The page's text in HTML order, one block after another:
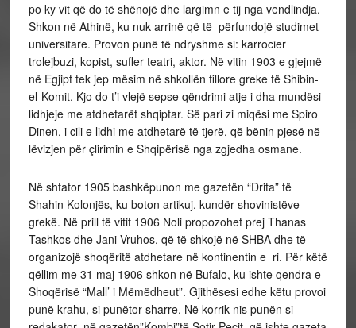
po ky vit që do të shënojë dhe largimn e tij nga vendlindja.
Shkon në Athinë, ku nuk arrinë që të përfundojë studimet
universitare. Provon punë të ndryshme si: karrocier
trolejbuzi, kopist, sufler teatri, aktor. Në vitin 1903 e gjejmë
në Egjipt tek jep mësim në shkollën fillore greke të Shibin-
el-Komit. Kjo do t’i vlejë sepse qëndrimi atje i dha mundësi
lidhjeje me atdhetarët shqiptar. Së pari zi miqësi me Spiro
Dinen, i cili e lidhi me atdhetarë të tjerë, që bënin pjesë në
lëvizjen për çlirimin e Shqipërisë nga zgjedha osmane.
Në shtator 1905 bashkëpunon me gazetën “Drita” të
Shahin Kolonjës, ku boton artikuj, kundër shovinistëve
grekë. Në prill të vitit 1906 Noli propozohet prej Thanas
Tashkos dhe Jani Vruhos, që të shkojë në SHBA dhe të
organizojë shoqëritë atdhetare në kontinentin e ri. Për këtë
qëllim me 31 maj 1906 shkon në Bufalo, ku ishte qendra e
Shoqërisë “Mall’ i Mëmëdheut”. Gjithësesi edhe këtu provoi
punë krahu, si punëtor sharre. Në korrik nis punën si